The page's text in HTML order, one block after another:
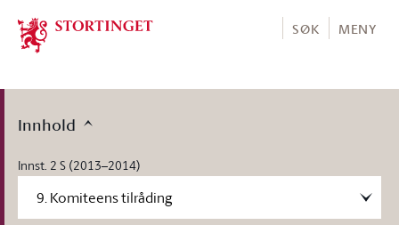
Stortinget.no
SØK MENY
Innhold
Innst. 2 S (2013–2014)